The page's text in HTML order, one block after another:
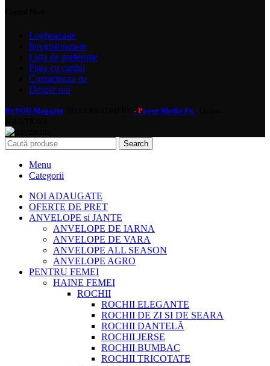
Logheaza-te
Inregistreaza-te
Lista de preferinte
Plata cu cardul
Contacteaza-ne
Despre noi
ByYOU Magazin - Power Media Fx -
Search
Menu
Categorii
NOI ADAUGATE
OFERTE DE PRET
ANVELOPE si JANTE
ANVELOPE DE IARNA
ANVELOPE DE VARA
ANVELOPE ALL SEASON
ANVELOPE AGRO
PENTRU FEMEI
HAINE FEMEI
ROCHII
ROCHII ELEGANTE
ROCHII DE ZI SI DE SEARA
ROCHII DANTELĂ
ROCHII JERSE
ROCHII BUMBAC
ROCHII TRICOTATE